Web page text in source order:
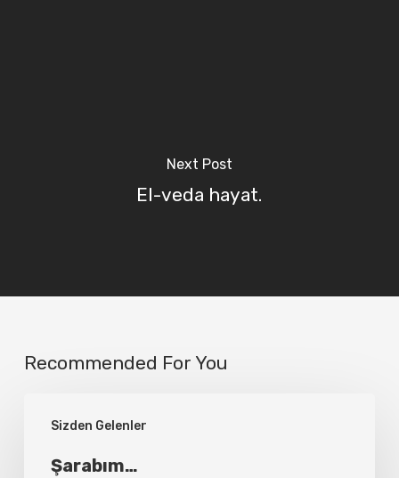
Next Post
El-veda hayat.
Recommended For You
Sizden Gelenler
Şarabım…